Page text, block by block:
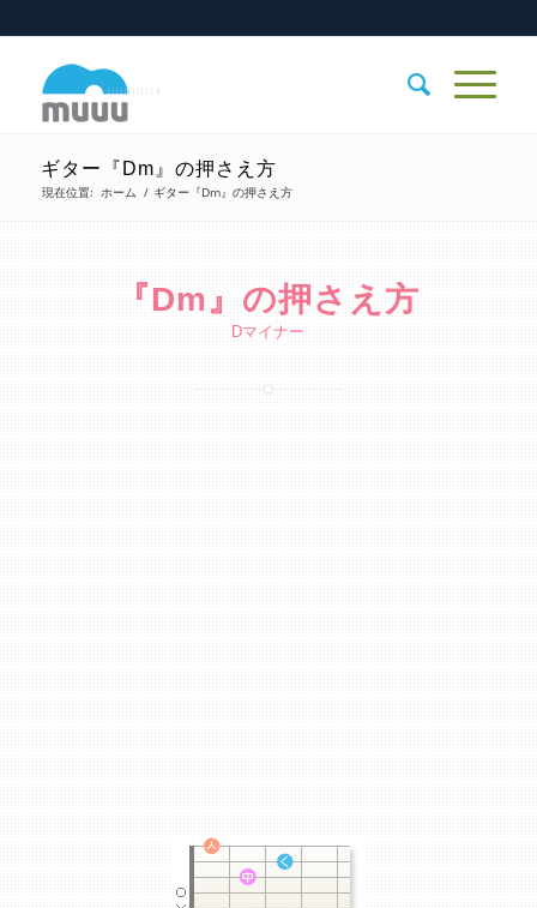
ギター『Dm』の押さえ方
現在位置: ホーム / ギター『Dm』の押さえ方
『Dm』の押さえ方
Dマイナー